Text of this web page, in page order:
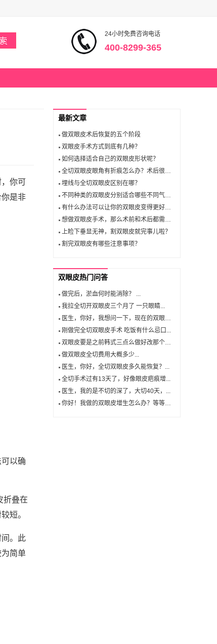
24小时免费咨询电话
400-8299-365
你可
是非
以确
折叠在
短。
。此
简单
最新文章
做双眼皮术后恢复的五个阶段
双眼皮手术方式到底有几种？
如何选择适合自己的双眼皮形状呢？
全切双眼皮眼角有折痕怎么办？术后很痒什么原因？
埋线与全切双眼皮区别在哪？
不同种类的双眼皮分别适合哪些不同气质的你？
有什么办法可以让你的双眼皮变得更好？双眼皮的那些手法讲解！
想做双眼皮手术，那么术前和术后都需要有哪些要注意的？
上睑下垂显无神，割双眼皮就完事儿啦？
割完双眼皮有哪些注意事项？
双眼皮热门问答
做完后，淤血何时能消除？ ...
我拉全切开双眼皮三个月了 一只眼睛...
医生，你好，我想问一下，现在的双眼皮...
刚做完全切双眼皮手术 吃饭有什么忌口...
双眼皮要是之前韩式三点么做好改那个切...
做双眼皮全切费用大概多少...
医生，你好，全切双眼皮多久能恢复？...
全切手术过有13天了，好像眼皮疤痕增...
医生，我的是不切的深了，大切40天，...
你好！我做的双眼皮增生怎么办？等等下...